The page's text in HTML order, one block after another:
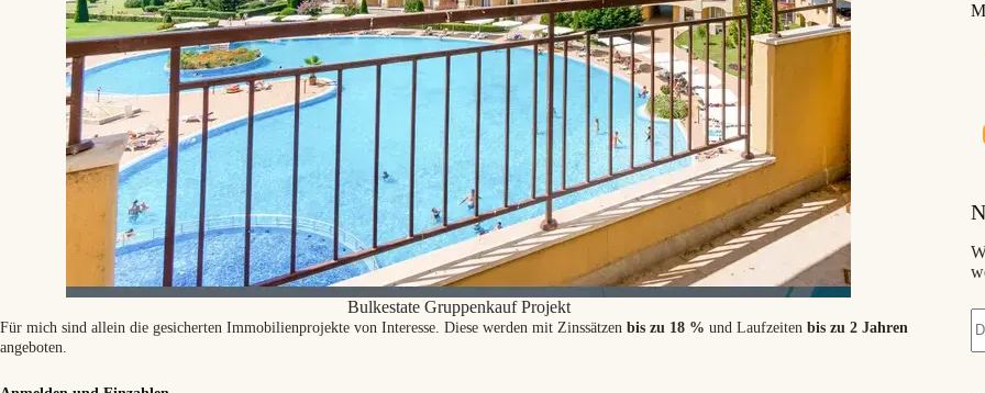
Bulkestate Gruppenkauf Projekt
Für mich sind allein die gesicherten Immobilienprojekte von Interesse. Diese werden mit Zinssätzen bis zu 18 % und Laufzeiten bis zu 2 Jahren
angeboten.